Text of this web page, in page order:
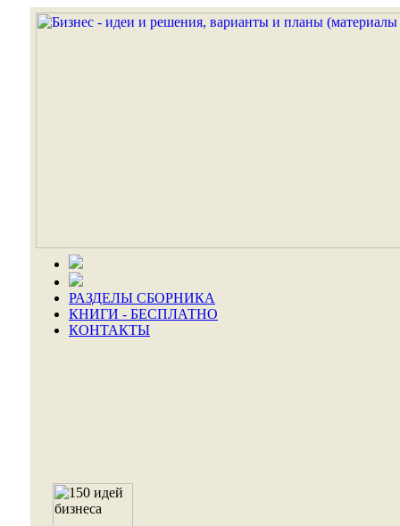
РАЗДЕЛЫ СБОРНИКА
КНИГИ - БЕСПЛАТНО
КОНТАКТЫ